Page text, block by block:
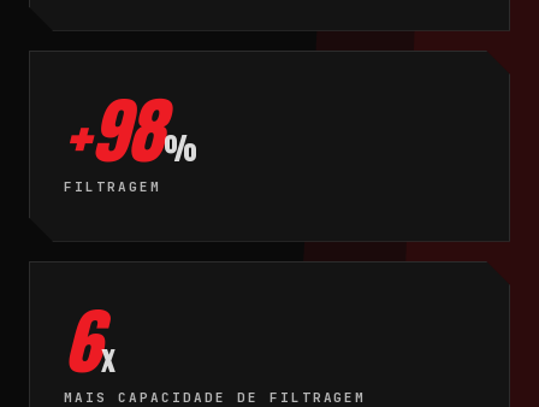
+98%
FILTRAGEM
6x
MAIS CAPACIDADE DE FILTRAGEM